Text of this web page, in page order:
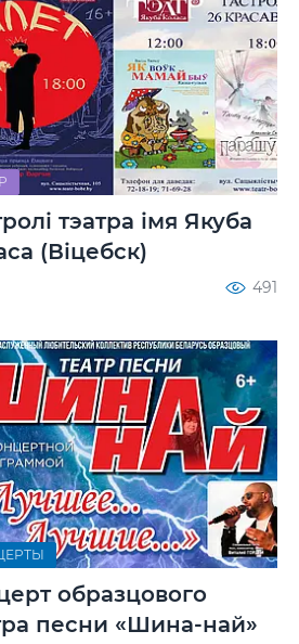
тэатра імя Якуба
(Віцебск)
491
образцового
песни «Шина-най»